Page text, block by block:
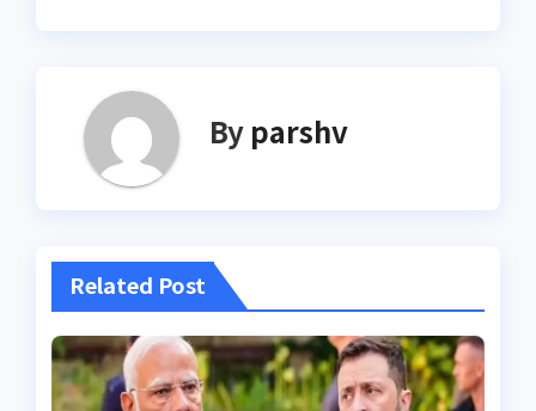
By parshv
Related Post